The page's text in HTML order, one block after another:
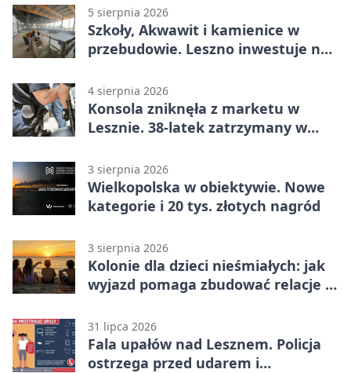
5 sierpnia 2026
Szkoły, Akwawit i kamienice w
przebudowie. Leszno inwestuje na
4 sierpnia 2026
Konsola zniknęła z marketu w
Lesznie. 38-latek zatrzymany w
3 sierpnia 2026
Wielkopolska w obiektywie. Nowe
kategorie i 20 tys. złotych nagród
3 sierpnia 2026
Kolonie dla dzieci nieśmiałych: jak
wyjazd pomaga zbudować relacje z
31 lipca 2026
Fala upałów nad Lesznem. Policja
ostrzega przed udarem i